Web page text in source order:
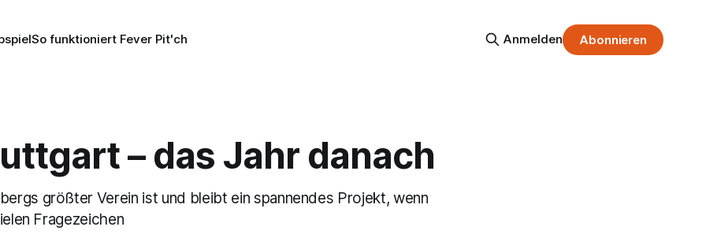
So funktioniert Fever Pit'ch Anmelden Abonnieren
– das Jahr danach
größter Verein ist und bleibt ein spannendes Projekt, wenn
Fragezeichen